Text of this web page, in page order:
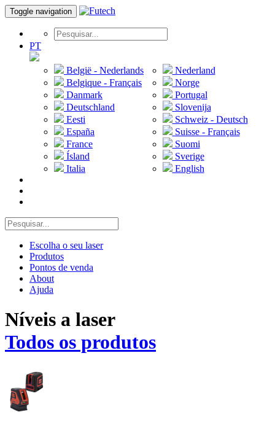
Toggle navigation
PT
België - Nederlands
Belgique - Français
Danmark
Deutschland
Eesti
España
France
Ísland
Italia
Nederland
Norge
Portugal
Slovenija
Schweiz - Deutsch
Suisse - Français
Suomi
Sverige
English
Escolha o seu laser
Produtos
Pontos de venda
About
Ajuda
Níveis a laser
Todos os produtos